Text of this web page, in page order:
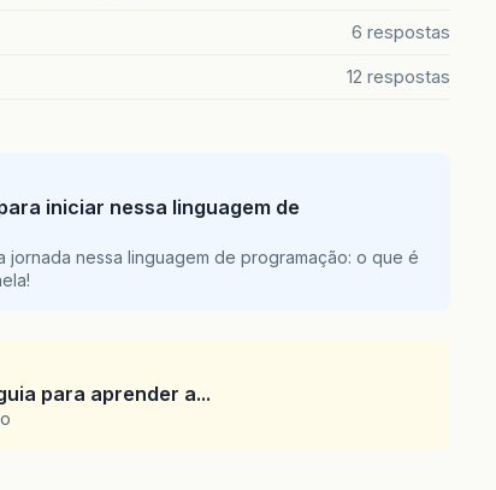
6 respostas
12 respostas
iniciar nessa linguagem de
nessa linguagem de programação: o que é
para aprender a...